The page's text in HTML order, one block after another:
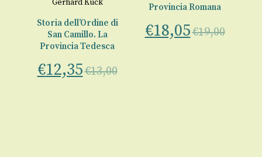
Gerhard Kuck
Storia dell’Ordine di
San Camillo. La
Provincia Tedesca
€12,35€13,00
Provincia Romana
€18,05€19,00